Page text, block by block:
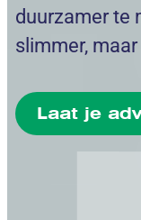
duurzamer te
slimmer,
Laat je